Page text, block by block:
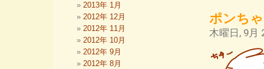
ポンち
木曜日, 9月
2013年 1月
2012年 12月
2012年 11月
2012年 10月
2012年 9月
2012年 8月